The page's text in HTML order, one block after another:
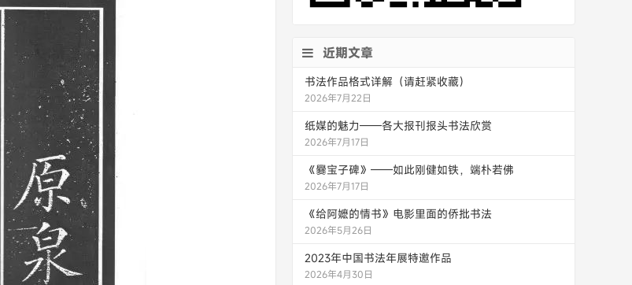
近期文章
书法作品格式详解（请赶紧收藏）
2026年7月22日
纸媒的魅力——各大报刊报头书法欣赏
2026年7月17日
《爨宝子碑》——如此刚健如铁，端朴若佛
2026年7月17日
《给阿嬷的情书》电影里面的侨批书法
2026年5月26日
2023年中国书法年展特邀作品
2026年4月30日